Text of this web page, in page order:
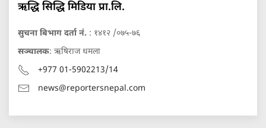
ऋद्धि सिद्धि मिडिया प्रा.लि.
सुचना बिभाग दर्ता नं. : १४१२ /०७५-७६
सञ्चालक: ऋषिराज धमला
+977 01-5902213/14
news@reportersnepal.com